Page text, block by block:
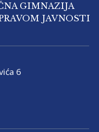
GIMNAZIJA
JAVNOSTI
6